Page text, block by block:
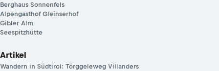
Berghaus Sonnenfels
Alpengasthof Gleinserhof
Gibler Alm
Seespitzhütte
Artikel
Wandern in Südtirol: Törggeleweg Villanders